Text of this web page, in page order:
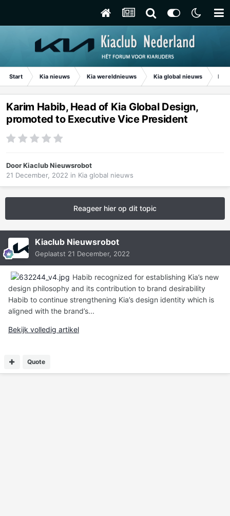
Start Kia nieuws Kia wereldnieuws Kia global nieuws
Karim Habib, Head of Kia Global Design,
promoted to Executive Vice President
DoorKiaclub Nieuwsrobot
21 December, 2022 in Kia global nieuws
Reageer hier op dit topic
Kiaclub Nieuwsrobot
Geplaatst 21 December, 2022
Habib recognized for establishing Kia’s new
design philosophy and its contribution to brand desirability
Habib to continue strengthening Kia’s design identity which is
aligned with the brand’s...
Bekijk volledig artikel
Quote